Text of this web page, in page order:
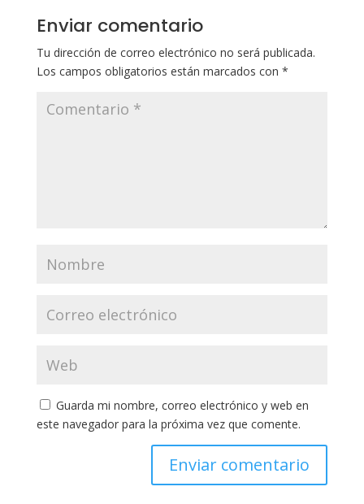
Enviar comentario
Tu dirección de correo electrónico no será publicada.
Los campos obligatorios están marcados con *
Guarda mi nombre, correo electrónico y web en
este navegador para la próxima vez que comente.